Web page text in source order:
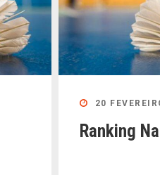
20
Ranking